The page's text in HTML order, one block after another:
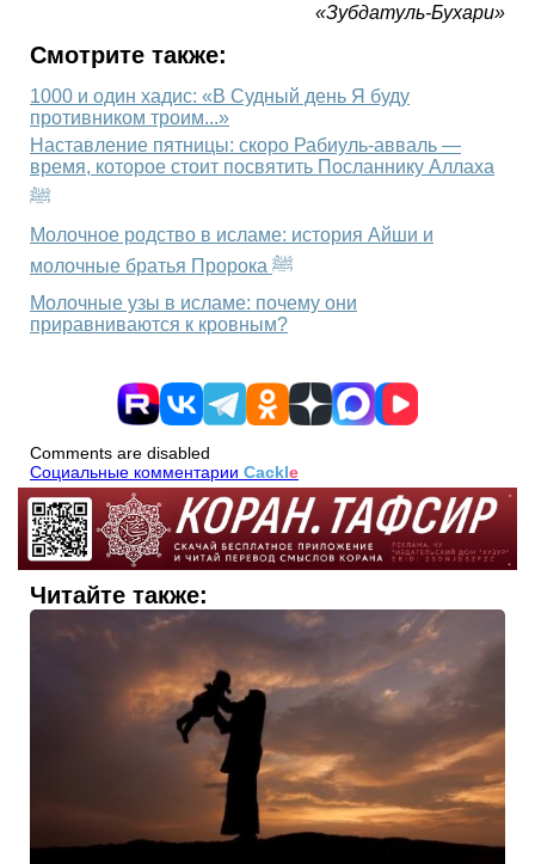
«Зубдатуль-Бухари»
Смотрите также:
1000 и один хадис: «В Судный день Я буду
противником троим...»
Наставление пятницы: скоро Рабиуль-авваль —
время, которое стоит посвятить Посланнику Аллаха
ﷺ
Молочное родство в исламе: история Айши и
молочные братья Пророка ﷺ
Молочные узы в исламе: почему они
приравниваются к кровным?
Comments are disabled
Социальные комментарии Cackle
Читайте также: